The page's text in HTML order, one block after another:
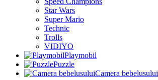
Star Wars
Super Mario
Technic
Trolls
VIDIYO
Playmobil
Puzzle
Camera bebelusului